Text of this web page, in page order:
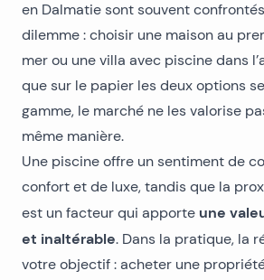
en Dalmatie sont souvent
dilemme : choisir une maison au
mer ou une villa avec piscine dans
que sur le papier les deux options
gamme, le marché ne les valorise
même manière.
Une piscine offre un sentiment de
confort et de luxe, tandis que la
est un facteur qui apporte une
et inaltérable. Dans la pratique, la
votre objectif : acheter une